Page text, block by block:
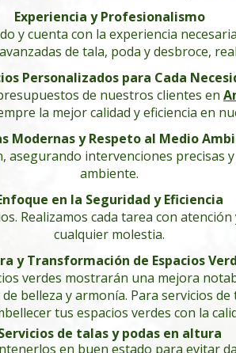
Experiencia y Profesionalismo
y cuenta con la experiencia
de tala, poda y desbroce,
Personalizados para Cada
de nuestros clientes en
la mejor calidad y eficiencia en
Modernas y Respeto al Medio
intervenciones precisas
ambiente.
en la Seguridad y Eficiencia
Realizamos cada tarea con
cualquier molestia.
y Transformación de Espacios
verdes mostrarán una mejora
belleza y armonía. Para servicios
tus espacios verdes con la
de talas y podas en altura
en buen estado para evitar